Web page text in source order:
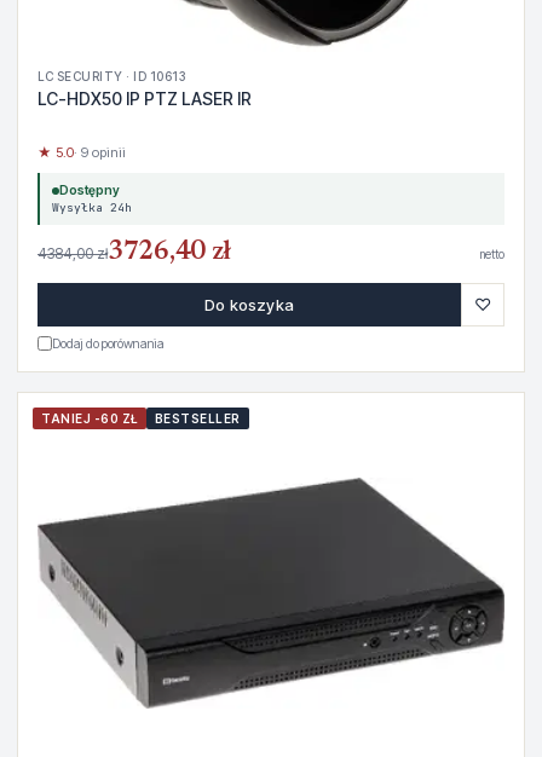
LC SECURITY · ID 10613
LC-HDX50 IP PTZ LASER IR
★ 5.0· 9 opinii
Dostępny
Wysyłka 24h
4384,00 zł3726,40 zł netto
Do koszyka ♡
Dodaj do porównania
TANIEJ -60 ZŁ BESTSELLER